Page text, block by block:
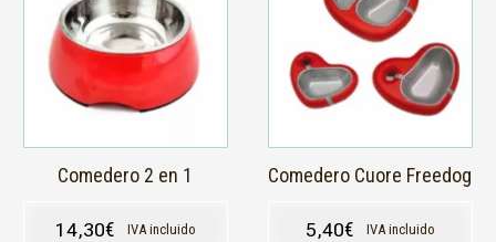
Comedero 2 en 1
14,30€ IVA incluido
Comedero Cuore Freedog
5,40€ IVA incluido